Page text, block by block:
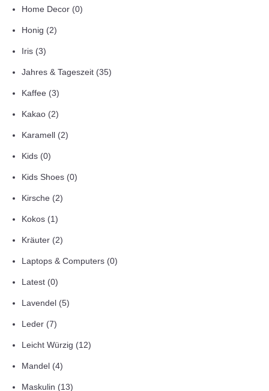
Home Decor (0)
Honig (2)
Iris (3)
Jahres & Tageszeit (35)
Kaffee (3)
Kakao (2)
Karamell (2)
Kids (0)
Kids Shoes (0)
Kirsche (2)
Kokos (1)
Kräuter (2)
Laptops & Computers (0)
Latest (0)
Lavendel (5)
Leder (7)
Leicht Würzig (12)
Mandel (4)
Maskulin (13)